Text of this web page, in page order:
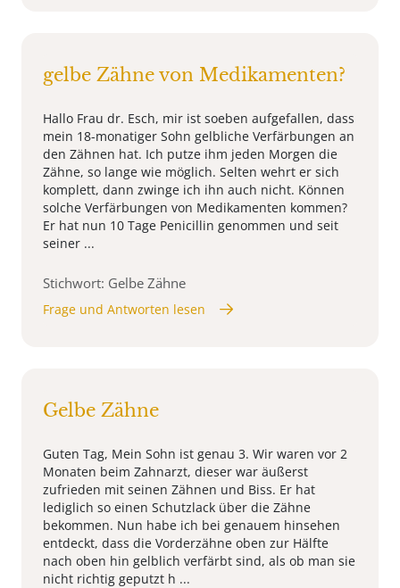
gelbe Zähne von Medikamenten?
Hallo Frau dr. Esch, mir ist soeben aufgefallen, dass
mein 18-monatiger Sohn gelbliche Verfärbungen an
den Zähnen hat. Ich putze ihm jeden Morgen die
Zähne, so lange wie möglich. Selten wehrt er sich
komplett, dann zwinge ich ihn auch nicht. Können
solche Verfärbungen von Medikamenten kommen?
Er hat nun 10 Tage Penicillin genommen und seit
seiner ...
Stichwort: Gelbe Zähne
Frage und Antworten lesen
Gelbe Zähne
Guten Tag, Mein Sohn ist genau 3. Wir waren vor 2
Monaten beim Zahnarzt, dieser war äußerst
zufrieden mit seinen Zähnen und Biss. Er hat
lediglich so einen Schutzlack über die Zähne
bekommen. Nun habe ich bei genauem hinsehen
entdeckt, dass die Vorderzähne oben zur Hälfte
nach oben hin gelblich verfärbt sind, als ob man sie
nicht richtig geputzt h ...